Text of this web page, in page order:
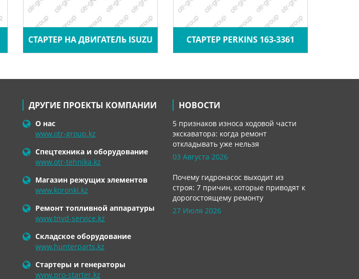
СТАРТЕР НА ДВИГАТЕЛЬ ISUZU СТАРТЕР PERKINS 163-3361
ДРУГИЕ ПРОЕКТЫ КОМПАНИИ
О нас
www.otr-group.kz
Спецтехника и оборудование
www.otr-tehnika.kz
Магазин режущих элементов
www.koronki.kz
Ремонт топливной аппаратуры
www.tnvd-service.kz
Складское оборудование
www.hunterparts.kz
Стартеры и генераторы
www.pro-starter.kz
НОВОСТИ
5 признаков износа ходовой части
экскаватора: когда ремонт
откладывать уже нельзя
03 Августа 2026
Почему гидронасос выходит из
строя: 7 причин, которые приводят к
дорогостоящему ремонту
27 Июля 2026